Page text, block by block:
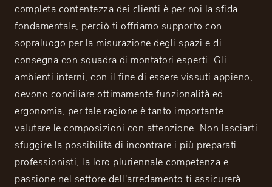
completa contentezza dei clienti è per noi la sfida
fondamentale, perciò ti offriamo supporto con
sopraluogo per la misurazione degli spazi e di
consegna con squadra di montatori esperti. Gli
ambienti interni, con il fine di essere vissuti appieno,
devono conciliare ottimamente funzionalità ed
ergonomia, per tale ragione è tanto importante
valutare le composizioni con attenzione. Non lasciarti
sfuggire la possibilità di incontrare i più preparati
professionisti, la loro pluriennale competenza e
passione nel settore dell'arredamento ti assicurerà